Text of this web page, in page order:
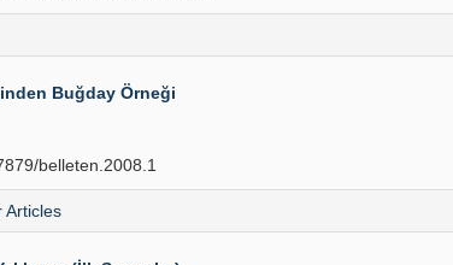
Buğday Örneği
belleten.2008.1
Articles